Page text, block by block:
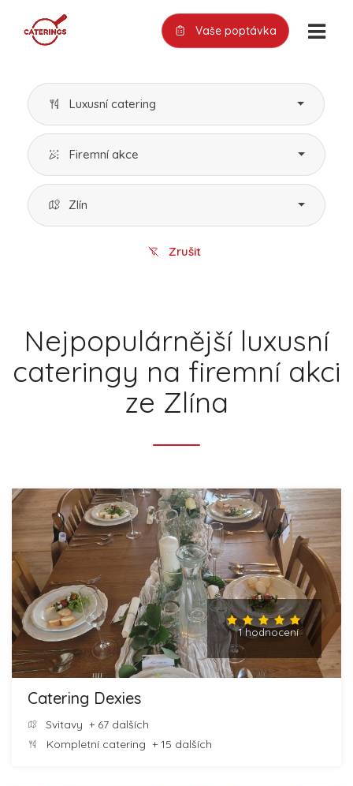
Vaše poptávka
Luxusní catering
Firemní akce
Zlín
Zrušit
Nejpopulárnější luxusní
cateringy na firemní akci
ze Zlína
1 hodnocení
Catering Dexies
Svitavy + 67 dalších
Kompletní catering + 15 dalších